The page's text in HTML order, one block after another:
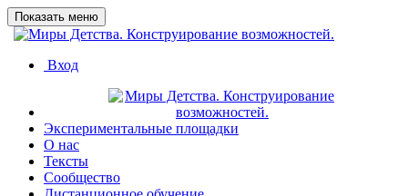
Показать меню
Вход
Экспериментальные площадки
О нас
Тексты
Сообщество